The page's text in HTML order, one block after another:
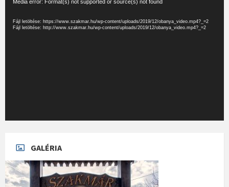
Media error: Format(s) not supported or source(s) not found
Fájl letöltése: https://www.szakmar.hu/wp-content/uploads/2019/12/obanya_video.mp4?_=2
Fájl letöltése: http://www.szakmar.hu/wp-content/uploads/2019/12/obanya_video.mp4?_=2
GALÉRIA